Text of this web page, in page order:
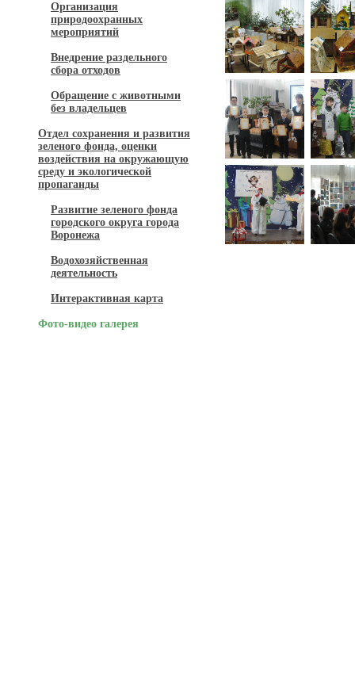
Организация
природоохранных
мероприятий
Внедрение раздельного
сбора отходов
Обращение с животными
без владельцев
Отдел сохранения и развития
зеленого фонда, оценки
воздействия на окружающую
среду и экологической
пропаганды
Развитие зеленого фонда
городского округа города
Воронежа
Водохозяйственная
деятельность
Интерактивная карта
Фото-видео галерея